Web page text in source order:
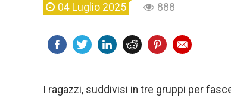
04 Luglio 2025 888
I ragazzi, suddivisi in tre gruppi per